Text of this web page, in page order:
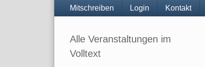
Navigation
Mitschreiben Login Kontakt
Seitenleiste
Alle Veranstaltungen im
Volltext